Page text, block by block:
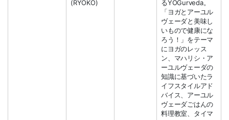
(RYOKO)
るYOGurveda。
「ヨガとアーユル
ヴェーダと美味し
いもので健康にな
ろう！」をテーマ
にヨガのレッス
ン、マハリシ・ア
ーユルヴェーダの
知識に基づいたラ
イフスタイルアド
バイス、アーユル
ヴェーダごはんの
料理教室、タイマ